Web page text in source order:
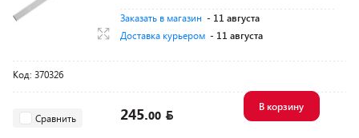
Заказать в магазин - 11 августа
Доставка курьером - 11 августа
Код: 370326
Сравнить 245.00
В корзину